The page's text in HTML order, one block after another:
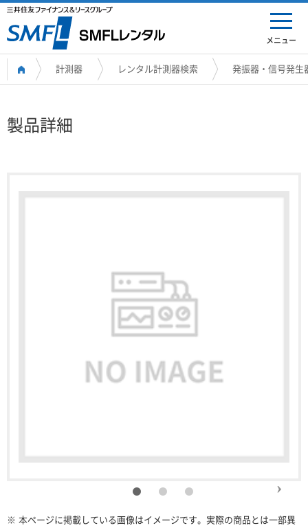
メニュー
計測器 レンタル計測器検索 発振器・信号発生
製品詳細
※ 本ページに掲載している画像はイメージです。実際の商品とは一部異